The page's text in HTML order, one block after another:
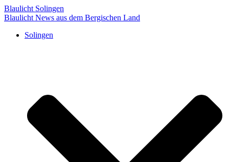
Blaulicht Solingen
Blaulicht News aus dem Bergischen Land
Solingen